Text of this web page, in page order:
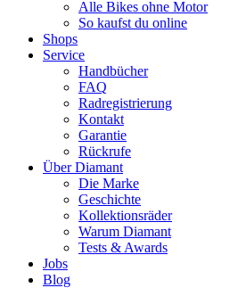
Alle Bikes ohne Motor
So kaufst du online
Shops
Service
Handbücher
FAQ
Radregistrierung
Kontakt
Garantie
Rückrufe
Über Diamant
Die Marke
Geschichte
Kollektionsräder
Warum Diamant
Tests & Awards
Jobs
Blog